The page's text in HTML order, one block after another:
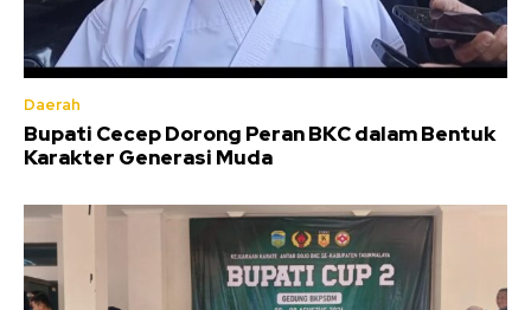
Daerah
Bupati Cecep Dorong Peran BKC dalam Bentuk
Karakter Generasi Muda